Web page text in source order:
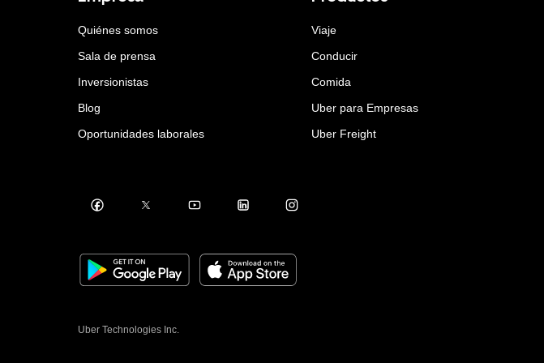
Quiénes somos
Sala de prensa
Inversionistas
Blog
Oportunidades laborales
Viaje
Conducir
Comida
Uber para Empresas
Uber Freight
Uber Technologies Inc.